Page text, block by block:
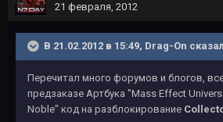
21 февраля, 2012
В 21.02.2012 в 15:49, Drag-On
Перечитал много форумов и блогов,
предзаказе Артбука "Mass Effect
Noble" код на разблокирование